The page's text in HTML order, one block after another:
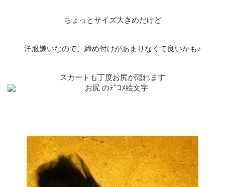
ちょっとサイズ大きめだけど
洋服嫌いなので、締め付けがあまりなくて良いかも♪
スカートも丁度お尻が隠れます